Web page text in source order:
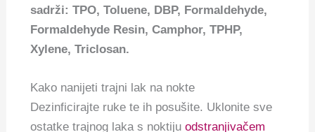
sadrži: TPO, Toluene, DBP, Formaldehyde,
Formaldehyde Resin, Camphor, TPHP,
Xylene, Triclosan.
Kako nanijeti trajni lak na nokte
Dezinficirajte ruke te ih posušite. Uklonite sve
ostatke trajnog laka s noktijuodstranjivačem